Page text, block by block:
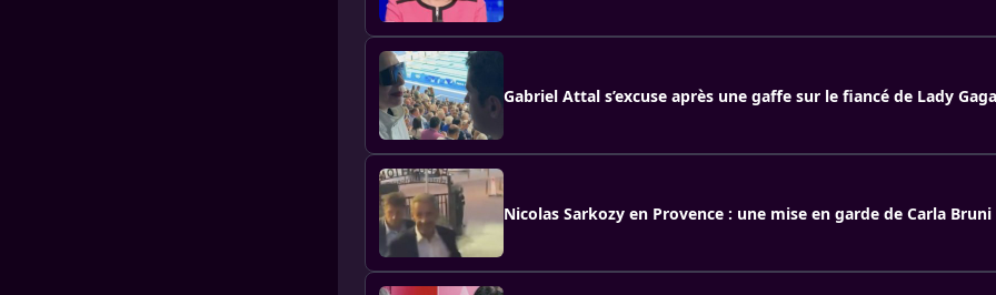
Gabriel Attal s’excuse après une gaffe sur le fiancé de Lady
Nicolas Sarkozy en Provence : une mise en garde de Carla Bruni